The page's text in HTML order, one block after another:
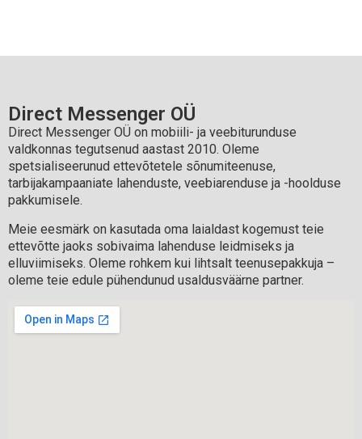
Direct Messenger OÜ
Direct Messenger OÜ on mobiili- ja veebiturunduse
valdkonnas tegutsenud aastast 2010. Oleme
spetsialiseerunud ettevõtetele sõnumiteenuse,
tarbijakampaaniate lahenduste, veebiarenduse ja -hoolduse
pakkumisele.
Meie eesmärk on kasutada oma laialdast kogemust teie
ettevõtte jaoks sobivaima lahenduse leidmiseks ja
elluviimiseks. Oleme rohkem kui lihtsalt teenusepakkuja –
oleme teie edule pühendunud usaldusväärne partner.